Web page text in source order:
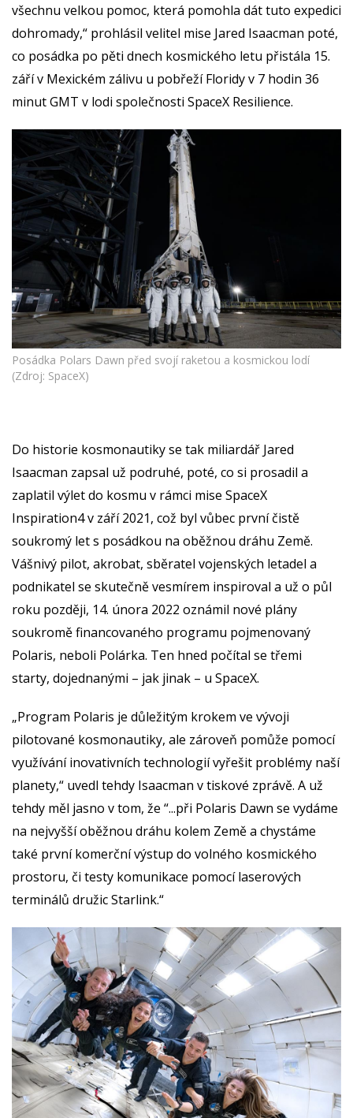
všechnu velkou pomoc, která pomohla dát tuto expedici
dohromady,“ prohlásil velitel mise Jared Isaacman poté,
co posádka po pěti dnech kosmického letu přistála 15.
září v Mexickém zálivu u pobřeží Floridy v 7 hodin 36
minut GMT v lodi společnosti SpaceX Resilience.
Posádka Polars Dawn před svojí raketou a kosmickou lodí
(Zdroj: SpaceX)
Do historie kosmonautiky se tak miliardář Jared
Isaacman zapsal už podruhé, poté, co si prosadil a
zaplatil výlet do kosmu v rámci mise SpaceX
Inspiration4 v září 2021, což byl vůbec první čistě
soukromý let s posádkou na oběžnou dráhu Země.
Vášnivý pilot, akrobat, sběratel vojenských letadel a
podnikatel se skutečně vesmírem inspiroval a už o půl
roku později, 14. února 2022 oznámil nové plány
soukromě financovaného programu pojmenovaný
Polaris, neboli Polárka. Ten hned počítal se třemi
starty, dojednanými – jak jinak – u SpaceX.
„Program Polaris je důležitým krokem ve vývoji
pilotované kosmonautiky, ale zároveň pomůže pomocí
využívání inovativních technologií vyřešit problémy naší
planety,“ uvedl tehdy Isaacman v tiskové zprávě. A už
tehdy měl jasno v tom, že “...při Polaris Dawn se vydáme
na nejvyšší oběžnou dráhu kolem Země a chystáme
také první komerční výstup do volného kosmického
prostoru, či testy komunikace pomocí laserových
terminálů družic Starlink.“